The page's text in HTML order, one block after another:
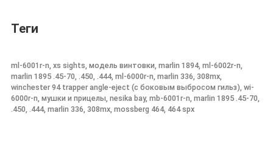
Теги
ml-6001r-n, xs sights, модель винтовки, marlin 1894, ml-6002r-n,
marlin 1895 .45-70, .450, .444, ml-6000r-n, marlin 336, 308mx,
winchester 94 trapper angle-eject (с боковым выбросом гильз), wi-
6000r-n, мушки и прицелы, nesika bay, mb-6001r-n, marlin 1895 .45-70,
.450, .444, marlin 336, 308mx, mossberg 464, 464 spx